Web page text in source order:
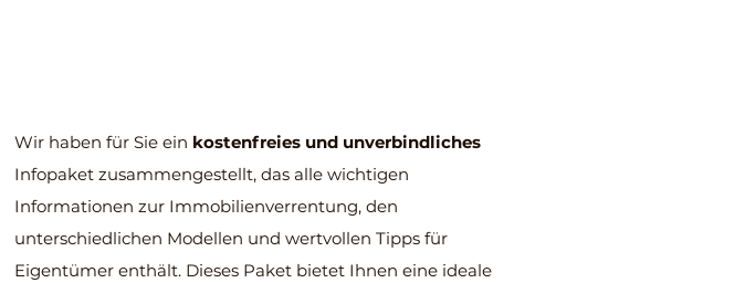
Wir haben für Sie ein kostenfreies und unverbindliches
Infopaket zusammengestellt, das alle wichtigen
Informationen zur Immobilienverrentung, den
unterschiedlichen Modellen und wertvollen Tipps für
Eigentümer enthält. Dieses Paket bietet Ihnen eine ideale